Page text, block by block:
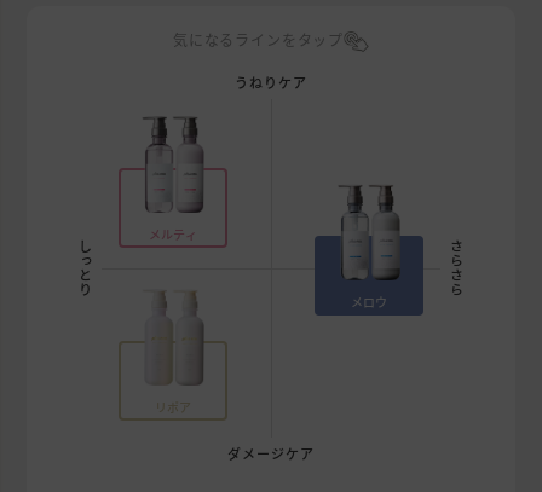
気になるラインをタップ
うねりケア
しっとり さらさら
ダメージケア
メルティ
メロウ
リポア